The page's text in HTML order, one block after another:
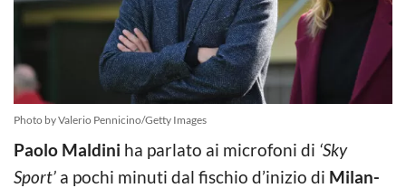
Photo by Valerio Pennicino/Getty Images
Paolo Maldini ha parlato ai microfoni di ‘Sky
Sport’ a pochi minuti dal fischio d’inizio di Milan-